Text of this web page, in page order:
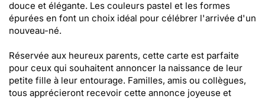
douce et élégante. Les couleurs pastel et les formes
épurées en font un choix idéal pour célébrer l'arrivée d'un
nouveau-né.
Réservée aux heureux parents, cette carte est parfaite
pour ceux qui souhaitent annoncer la naissance de leur
petite fille à leur entourage. Familles, amis ou collègues,
tous apprécieront recevoir cette annonce joyeuse et